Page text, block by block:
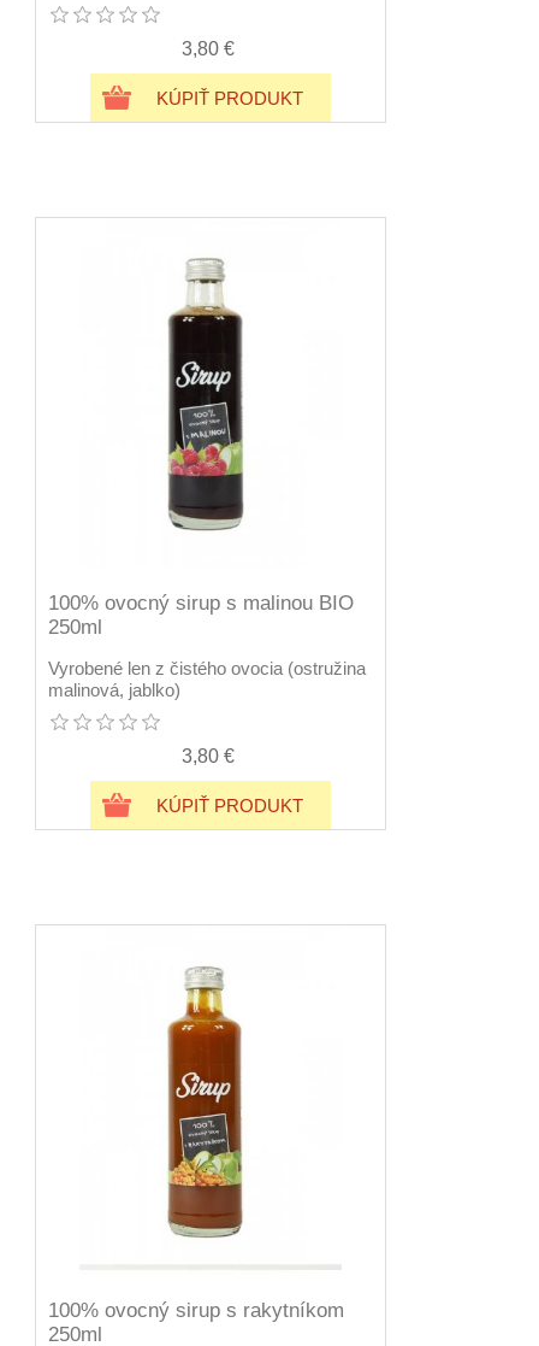
3,80 €
KÚPIŤ PRODUKT
100% ovocný sirup s malinou BIO
250ml
Vyrobené len z čistého ovocia (ostružina
malinová, jablko)
3,80 €
KÚPIŤ PRODUKT
100% ovocný sirup s rakytníkom
250ml